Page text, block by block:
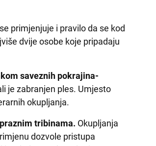
primjenjuje i pravilo da se kod
dvije osobe koje pripadaju
saveznih pokrajina-
je zabranjen ples. Umjesto
okupljanja.
tribinama. Okupljanja
dozvole pristupa